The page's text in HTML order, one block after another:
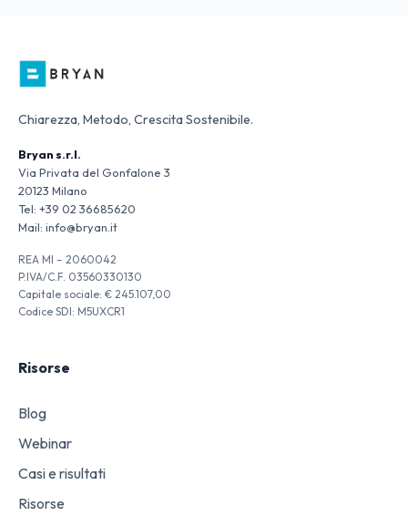
Chiarezza, Metodo, Crescita Sostenibile.
Bryan s.r.l.
Via Privata del Gonfalone 3
20123 Milano
Tel: +39 02 36685620
Mail: info@bryan.it
REA MI – 2060042
P.IVA/C.F. 03560330130
Capitale sociale: € 245.107,00
Codice SDI: M5UXCR1
Risorse
Blog
Webinar
Casi e risultati
Risorse